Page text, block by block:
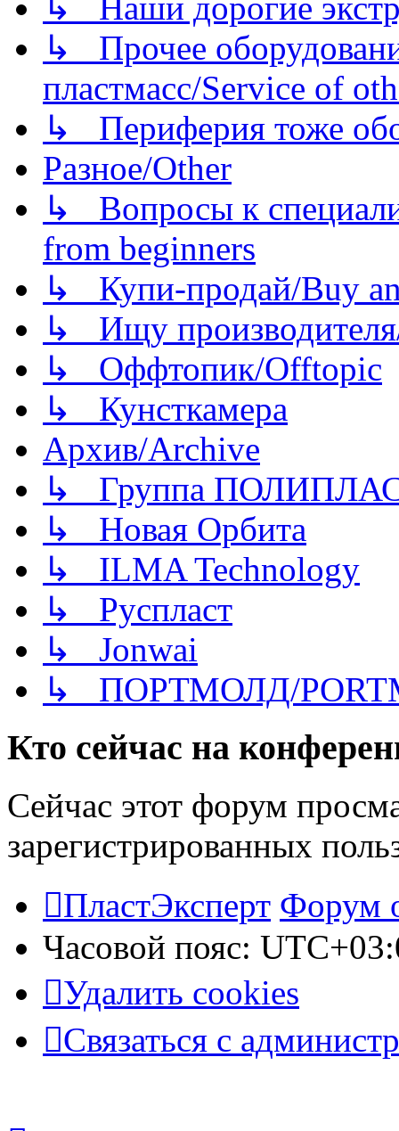
↳ Наши дорогие
↳ Прочее
пластмасс/Service of
↳ Периферия тоже
Разное/Other
↳ Вопросы к
from beginners
↳ Купи-продай/Buy
↳ Ищу
↳ Оффтопик/Offtopic
↳ Кунсткамера
Архив/Archive
↳ Группа
↳ Новая Орбита
↳ ILMA Technology
↳ Руспласт
↳ Jonwai
↳ ПОРТМОЛД/
Кто сейчас на
Сейчас этот форум
зарегистрированных
ПластЭксперт Форум
Часовой пояс:
Удалить cookies
Связаться с